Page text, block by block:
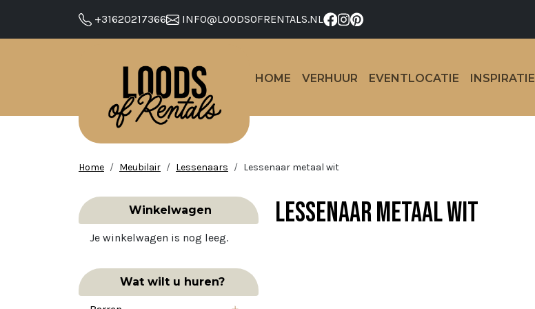
+31620217366 INFO@LOODSOFRENTALS.NL
HOME VERHUUR EVENTLOCATIE INSPIRATIE
Home Meubilair Lessenaars Lessenaar metaal wit
Winkelwagen
Je winkelwagen is nog leeg.
Wat wilt u huren?
Lessenaar metaal wit